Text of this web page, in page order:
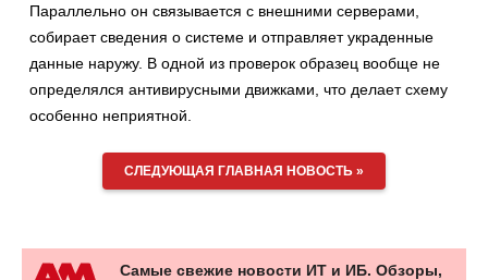
Параллельно он связывается с внешними серверами,
собирает сведения о системе и отправляет украденные
данные наружу. В одной из проверок образец вообще не
определялся антивирусными движками, что делает схему
особенно неприятной.
СЛЕДУЮЩАЯ ГЛАВНАЯ НОВОСТЬ »
Самые свежие новости ИТ и ИБ. Обзоры,